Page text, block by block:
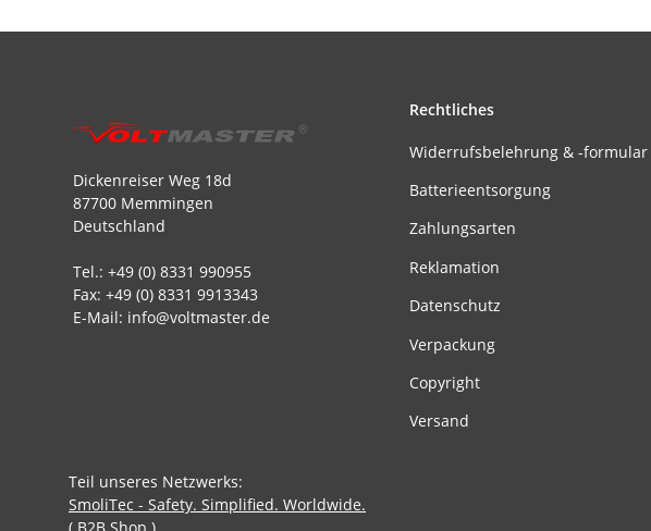
Dickenreiser Weg 18d
87700 Memmingen
Deutschland
Tel.: +49 (0) 8331 990955
Fax: +49 (0) 8331 9913343
E-Mail: info@voltmaster.de
Rechtliches
Widerrufsbelehrung & -formular
Batterieentsorgung
Zahlungsarten
Reklamation
Datenschutz
Verpackung
Copyright
Versand
Teil unseres Netzwerks:
SmoliTec - Safety. Simplified. Worldwide.